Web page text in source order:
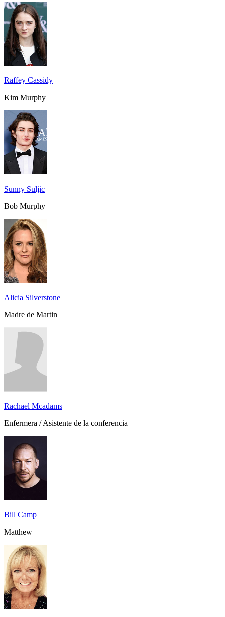
Raffey Cassidy
Kim Murphy
Sunny Suljic
Bob Murphy
Alicia Silverstone
Madre de Martin
Rachael Mcadams
Enfermera / Asistente de la conferencia
Bill Camp
Matthew